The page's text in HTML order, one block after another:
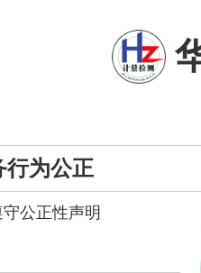
行为公正
守公正性声明